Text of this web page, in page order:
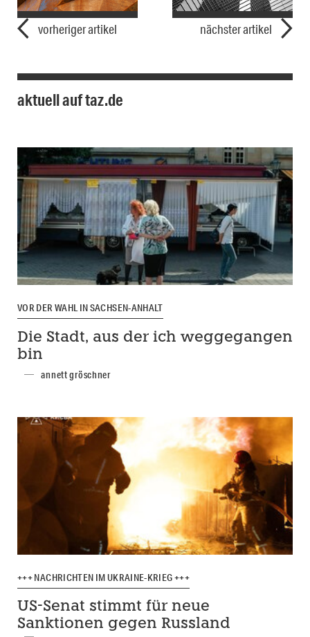
vorheriger artikel nächster artikel
aktuell auf taz.de
VOR DER WAHL IN SACHSEN-ANHALT
Die Stadt, aus der ich weggegangen
bin
annett gröschner
+++ NACHRICHTEN IM UKRAINE-KRIEG +++
US-Senat stimmt für neue
Sanktionen gegen Russland